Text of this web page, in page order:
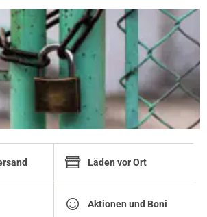
Läden vor Ort
Aktionen und Boni